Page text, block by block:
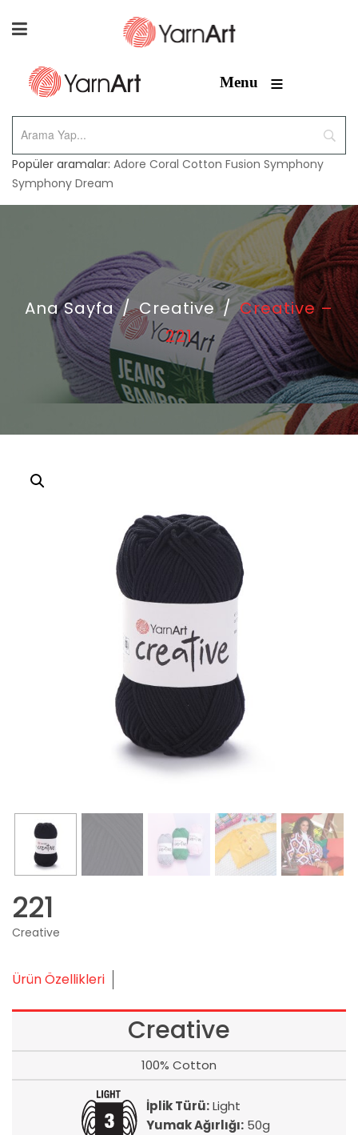
Menu ≡
Popüler aramalar: Adore Coral Cotton Fusion Symphony
Symphony Dream
Ana Sayfa / Creative / Creative –
221
221
Creative
Ürün Özellikleri
Creative
100% Cotton
İplik Türü:Light
Yumak Ağırlığı:50g